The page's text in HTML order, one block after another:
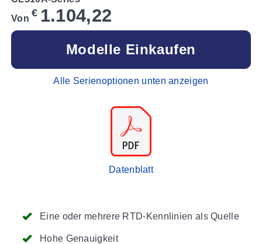
Eine oder mehrere RTD-Kennlinien als Quelle
Hohe Genauigkeit
Von € 1.104,22
Modelle Einkaufen
Alle Serienoptionen unten anzeigen
Datenblatt